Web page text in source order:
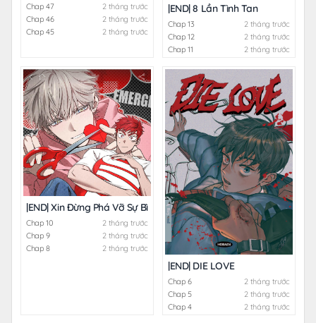
Chap 47
2 tháng trước
Chap 46
2 tháng trước
Chap 45
2 tháng trước
|END| 8 Lần Tình Tan
Chap 13
2 tháng trước
Chap 12
2 tháng trước
Chap 11
2 tháng trước
|END| Xin Đừng Phá Vỡ Sự Bình Yên Vốn Có
Chap 10
2 tháng trước
Chap 9
2 tháng trước
Chap 8
2 tháng trước
|END| DIE LOVE
Chap 6
2 tháng trước
Chap 5
2 tháng trước
Chap 4
2 tháng trước